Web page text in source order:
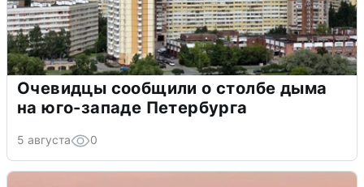
Очевидцы сообщили о столбе дыма
на юго-западе Петербурга
5 августа 0